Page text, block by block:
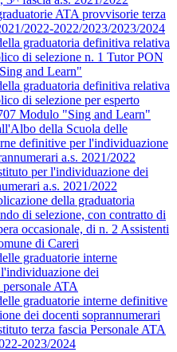
ATA provvisorie terza
2022-2022/2023/2023/2024
graduatoria definitiva relativa
di selezione n. 1 Tutor PON
and Learn"
graduatoria definitiva relativa
di selezione per esperto
Modulo "Sing and Learn"
della Scuola delle
definitive per l'individuazione
a.s. 2021/2022
per l'individuazione dei
a.s. 2021/2022
della graduatoria
di selezione, con contratto di
occasionale, di n. 2 Assistenti
di Careri
graduatorie interne
dei
ATA
graduatorie interne definitive
dei docenti soprannumerari
terza fascia Personale ATA
2023/2024